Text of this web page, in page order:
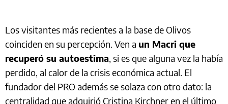
Los visitantes más recientes a la base de Olivos
coinciden en su percepción. Ven a un Macri que
recuperó su autoestima, si es que alguna vez la había
perdido, al calor de la crisis económica actual. El
fundador del PRO además se solaza con otro dato: la
centralidad que adquirió Cristina Kirchner en el último